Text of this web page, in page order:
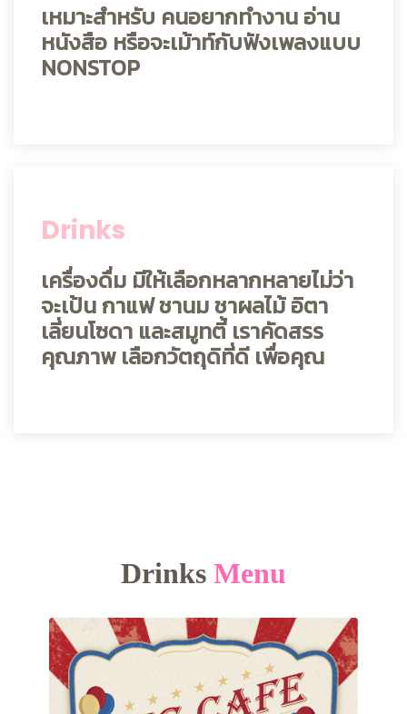
เหมาะสำหรับ คนอยากทำงาน อ่าน
หนังสือ หรือจะเม้าท์กับฟังเพลงแบบ
NONSTOP
Drinks
เครื่องดื่ม มีให้เลือกหลากหลายไม่ว่า
จะเป้น กาแฟ ชานม ชาผลไม้ อิตา
เลี่ยนโซดา และสมูทตี้ เราคัดสรร
คุณภาพ เลือกวัตถุดิที่ดี เพื่อคุณ
Drinks Menu